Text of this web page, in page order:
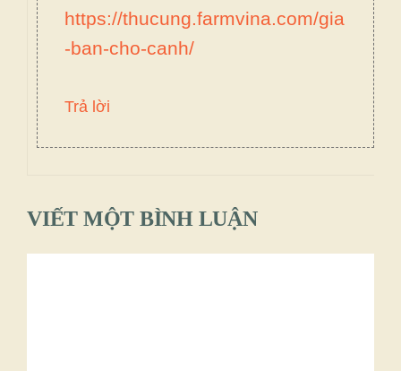
https://thucung.farmvina.com/gia
-ban-cho-canh/
Trả lời
VIẾT MỘT BÌNH LUẬN